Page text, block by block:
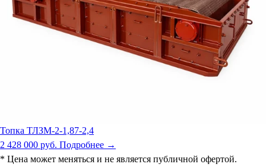
Топка ТЛЗМ-2-1,87-2,4
2 428 000 руб. Подробнее →
* Цена может меняться и не является публичной офертой.